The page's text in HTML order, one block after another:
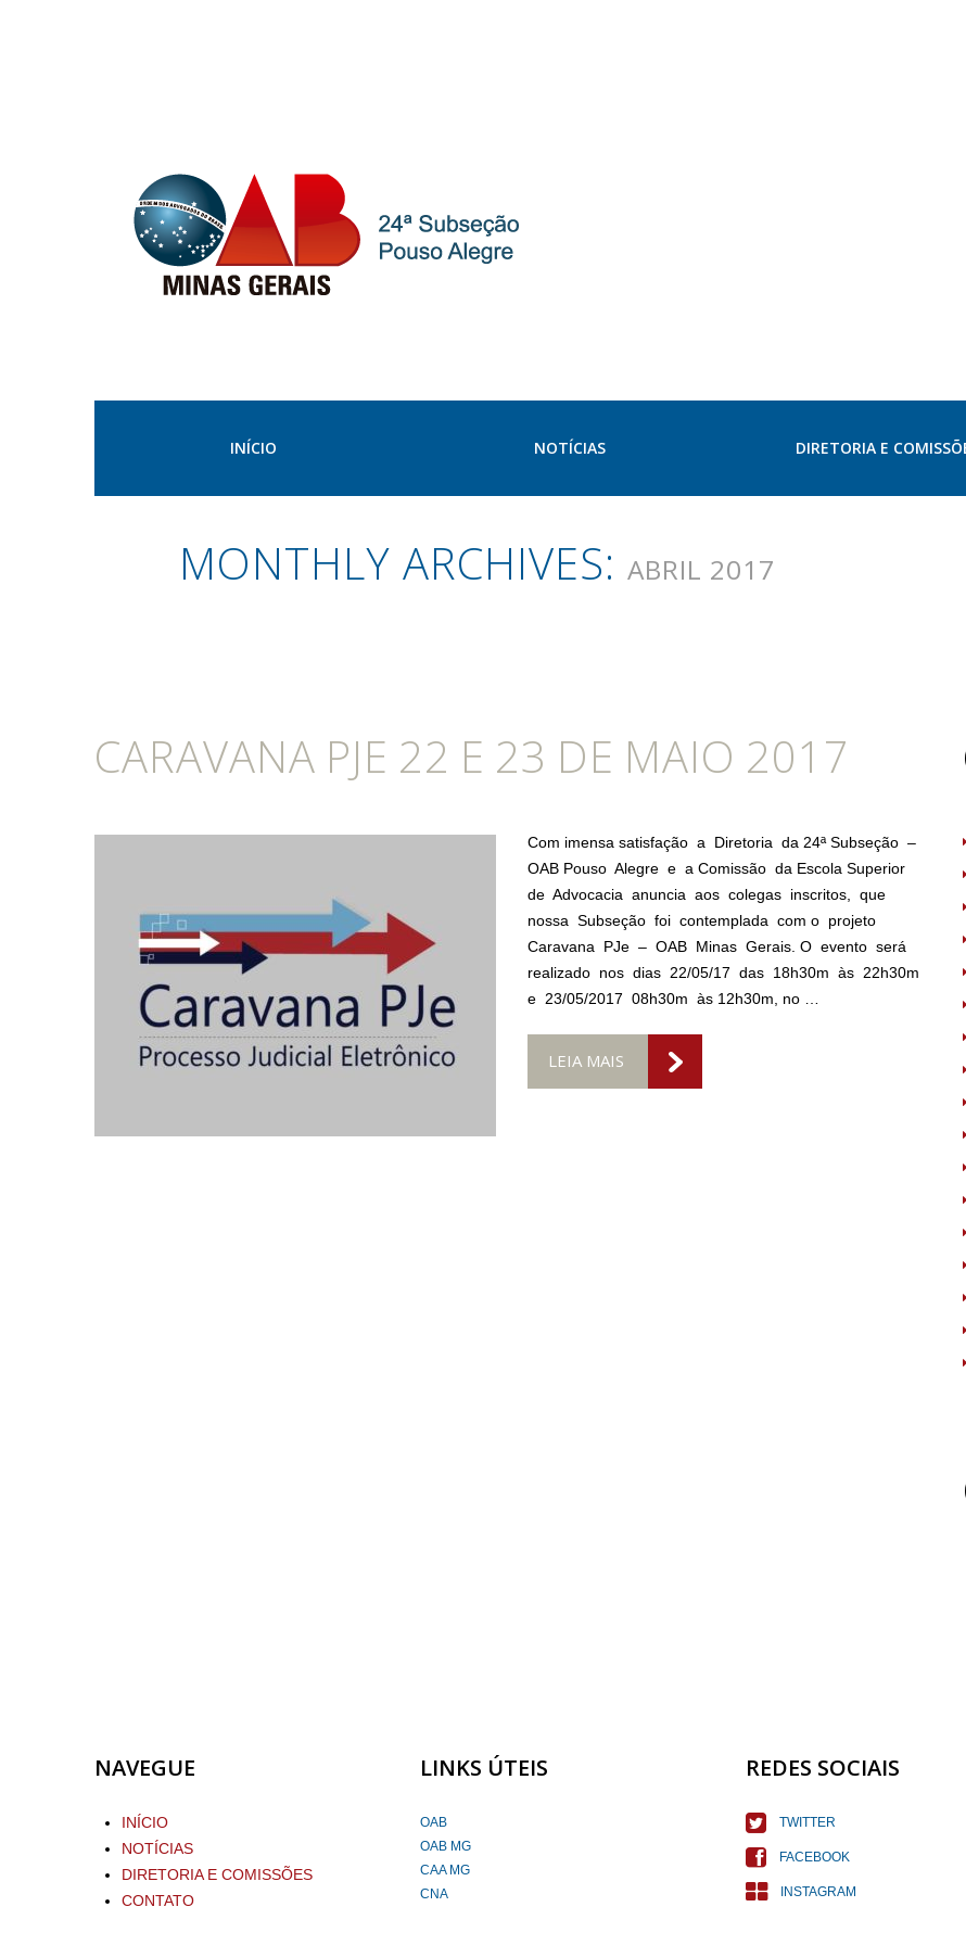
INÍCIO NOTÍCIAS DIRETORIA E
MONTHLY ARCHIVES: ABRIL 2017
CARAVANA PJE 22 E 23 DE MAIO 2017
Com imensa satisfação a Diretoria da 24ª Subseção –
OAB Pouso Alegre e a Comissão da Escola Superior
de Advocacia anuncia aos colegas inscritos, que
nossa Subseção foi contemplada com o projeto
Caravana PJe – OAB Minas Gerais. O evento será
realizado nos dias 22/05/17 das 18h30m às 22h30m
e 23/05/2017 08h30m às 12h30m, no …
LEIA MAIS
NAVEGUE
INÍCIO
NOTÍCIAS
DIRETORIA E COMISSÕES
CONTATO
LINKS ÚTEIS
OAB
OAB MG
CAA MG
CNA
REDES SOCIAIS
TWITTER
FACEBOOK
INSTAGRAM